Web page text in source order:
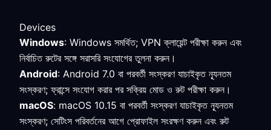
Devices
Windows: Windows সমর্থিত; VPN ক্লায়েন্ট পরীক্ষা করুন এবং
নির্বাচিত রুটের সঙ্গে সরাসরি সংযোগের তুলনা করুন।
Android: Android 7.0 বা পরবর্তী সংস্করণ যাচাইকৃত ন্যূনতম
সংস্করণ; ফ্রান্সে সংযোগ করার পর সক্রিয় মোড ও রুট পরীক্ষা করুন।
macOS: macOS 10.15 বা পরবর্তী সংস্করণ যাচাইকৃত ন্যূনতম
সংস্করণ; সেটিংস পরিবর্তনের আগে প্রোফাইল সংরক্ষণ করুন এবং রুট